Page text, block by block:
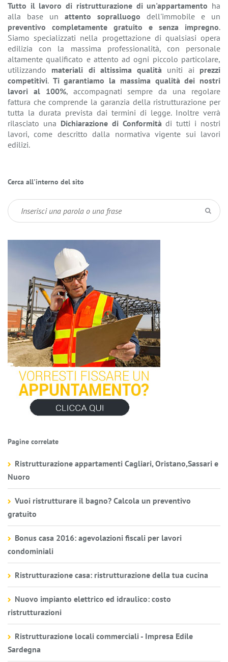
Tutto il lavoro di ristrutturazione di un'appartamento ha
alla base un attento sopralluogo dell'immobile e un
preventivo completamente gratuito e senza impregno.
Siamo specializzati nella progettazione di qualsiasi opera
edilizia con la massima professionalità, con personale
altamente qualificato e attento ad ogni piccolo particolare,
utilizzando materiali di altissima qualità uniti ai prezzi
competitivi. Ti garantiamo la massima qualità dei nostri
lavori al 100%, accompagnati sempre da una regolare
fattura che comprende la garanzia della ristrutturazione per
tutta la durata prevista dai termini di legge. Inoltre verrà
rilasciato una Dichiarazione di Conformitàdi tutti i nostri
lavori, come descritto dalla normativa vigente sui lavori
edilizi.
Cerca all'interno del sito
Pagine correlate
Ristrutturazione appartamenti Cagliari, Oristano,Sassari e
Nuoro
Vuoi ristrutturare il bagno? Calcola un preventivo
gratuito
Bonus casa 2016: agevolazioni fiscali per lavori
condominiali
Ristrutturazione casa: ristrutturazione della tua cucina
Nuovo impianto elettrico ed idraulico: costo
ristrutturazioni
Ristrutturazione locali commerciali - Impresa Edile
Sardegna